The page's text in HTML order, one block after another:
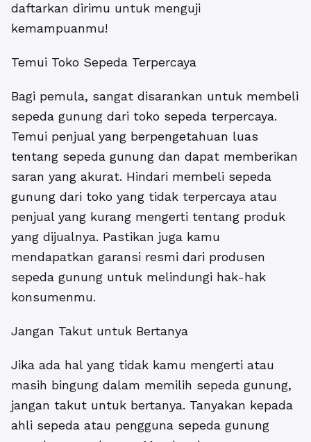
daftarkan dirimu untuk menguji
kemampuanmu!
Temui Toko Sepeda Terpercaya
Bagi pemula, sangat disarankan untuk membeli
sepeda gunung dari toko sepeda terpercaya.
Temui penjual yang berpengetahuan luas
tentang sepeda gunung dan dapat memberikan
saran yang akurat. Hindari membeli sepeda
gunung dari toko yang tidak terpercaya atau
penjual yang kurang mengerti tentang produk
yang dijualnya. Pastikan juga kamu
mendapatkan garansi resmi dari produsen
sepeda gunung untuk melindungi hak-hak
konsumenmu.
Jangan Takut untuk Bertanya
Jika ada hal yang tidak kamu mengerti atau
masih bingung dalam memilih sepeda gunung,
jangan takut untuk bertanya. Tanyakan kepada
ahli sepeda atau pengguna sepeda gunung